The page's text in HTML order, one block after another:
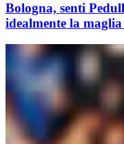
Bologna, senti
idealmente la